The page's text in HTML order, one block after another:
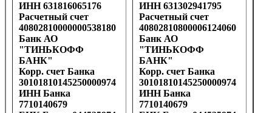
ИНН 631816065176
Расчетный счет
40802810000000538180
Банк АО
"ТИНЬКОФФ
БАНК"
Корр. счет Банка
30101810145250000974
ИНН Банка
7710140679
ИНН 631302941795
Расчетный счет
40802810800006124060
Банк АО
"ТИНЬКОФФ
БАНК"
Корр. счет Банка
30101810145250000974
ИНН Банка
7710140679